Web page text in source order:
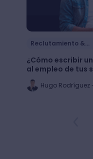
Reclutamiento &
¿Cómo escribir
al empleo de tus
Hugo Rodríguez